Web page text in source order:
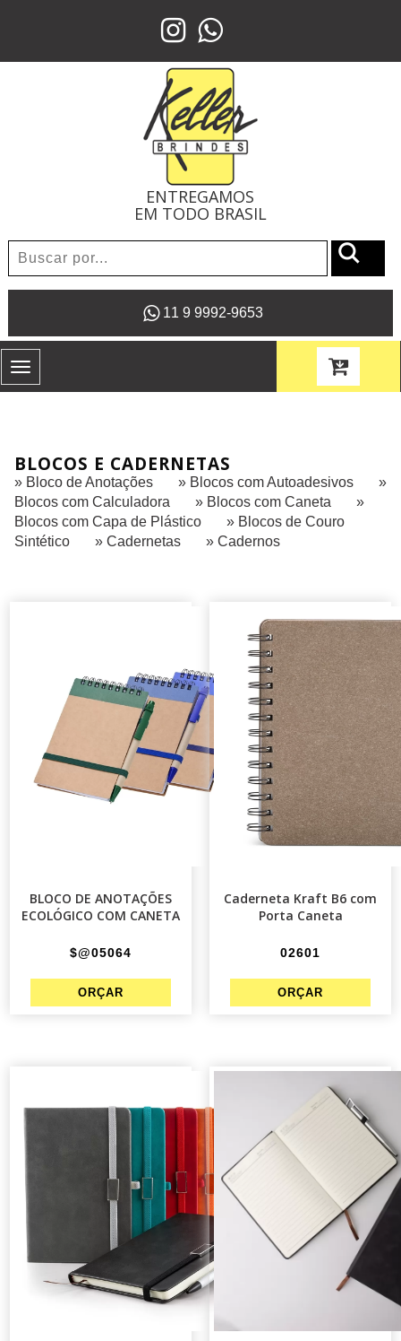
ENTREGAMOS
EM TODO BRASIL
11 9 9992-9653
Toggle
navigation
BLOCOS E CADERNETAS
» Bloco de Anotações » Blocos com Autoadesivos »
Blocos com Calculadora » Blocos com Caneta »
Blocos com Capa de Plástico » Blocos de Couro
Sintético » Cadernetas » Cadernos
BLOCO DE ANOTAÇÕES
ECOLÓGICO COM CANETA
$@05064
Caderneta Kraft B6 com
Porta Caneta
02601